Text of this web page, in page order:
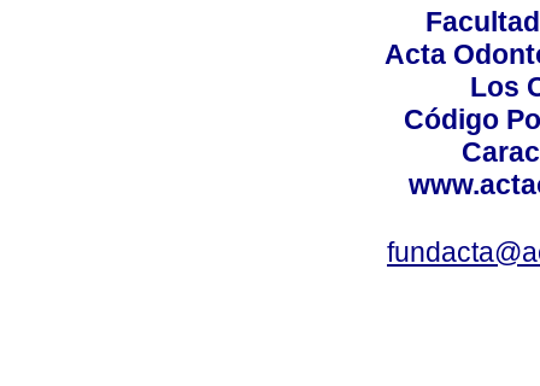
Acta
Los
Código